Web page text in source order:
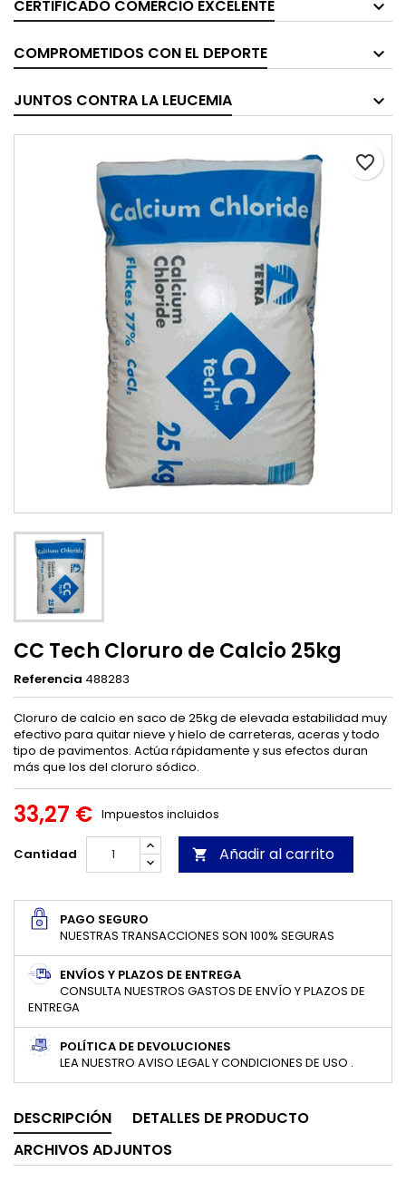
CERTIFICADO COMERCIO EXCELENTE
COMPROMETIDOS CON EL DEPORTE
JUNTOS CONTRA LA LEUCEMIA
favorite_border
CC Tech Cloruro de Calcio 25kg
Referencia 488283
Cloruro de calcio en saco de 25kg de elevada estabilidad muy
efectivo para quitar nieve y hielo de carreteras, aceras y todo
tipo de pavimentos. Actúa rápidamente y sus efectos duran
más que los del cloruro sódico.
33,27 € Impuestos incluidos
Cantidad  Añadir al carrito
PAGO SEGURO
NUESTRAS TRANSACCIONES SON 100% SEGURAS
ENVÍOS Y PLAZOS DE ENTREGA
CONSULTA NUESTROS GASTOS DE ENVÍO Y PLAZOS DE
ENTREGA
POLÍTICA DE DEVOLUCIONES
LEA NUESTRO AVISO LEGAL Y CONDICIONES DE USO .
DESCRIPCIÓN
DETALLES DE PRODUCTO
ARCHIVOS ADJUNTOS